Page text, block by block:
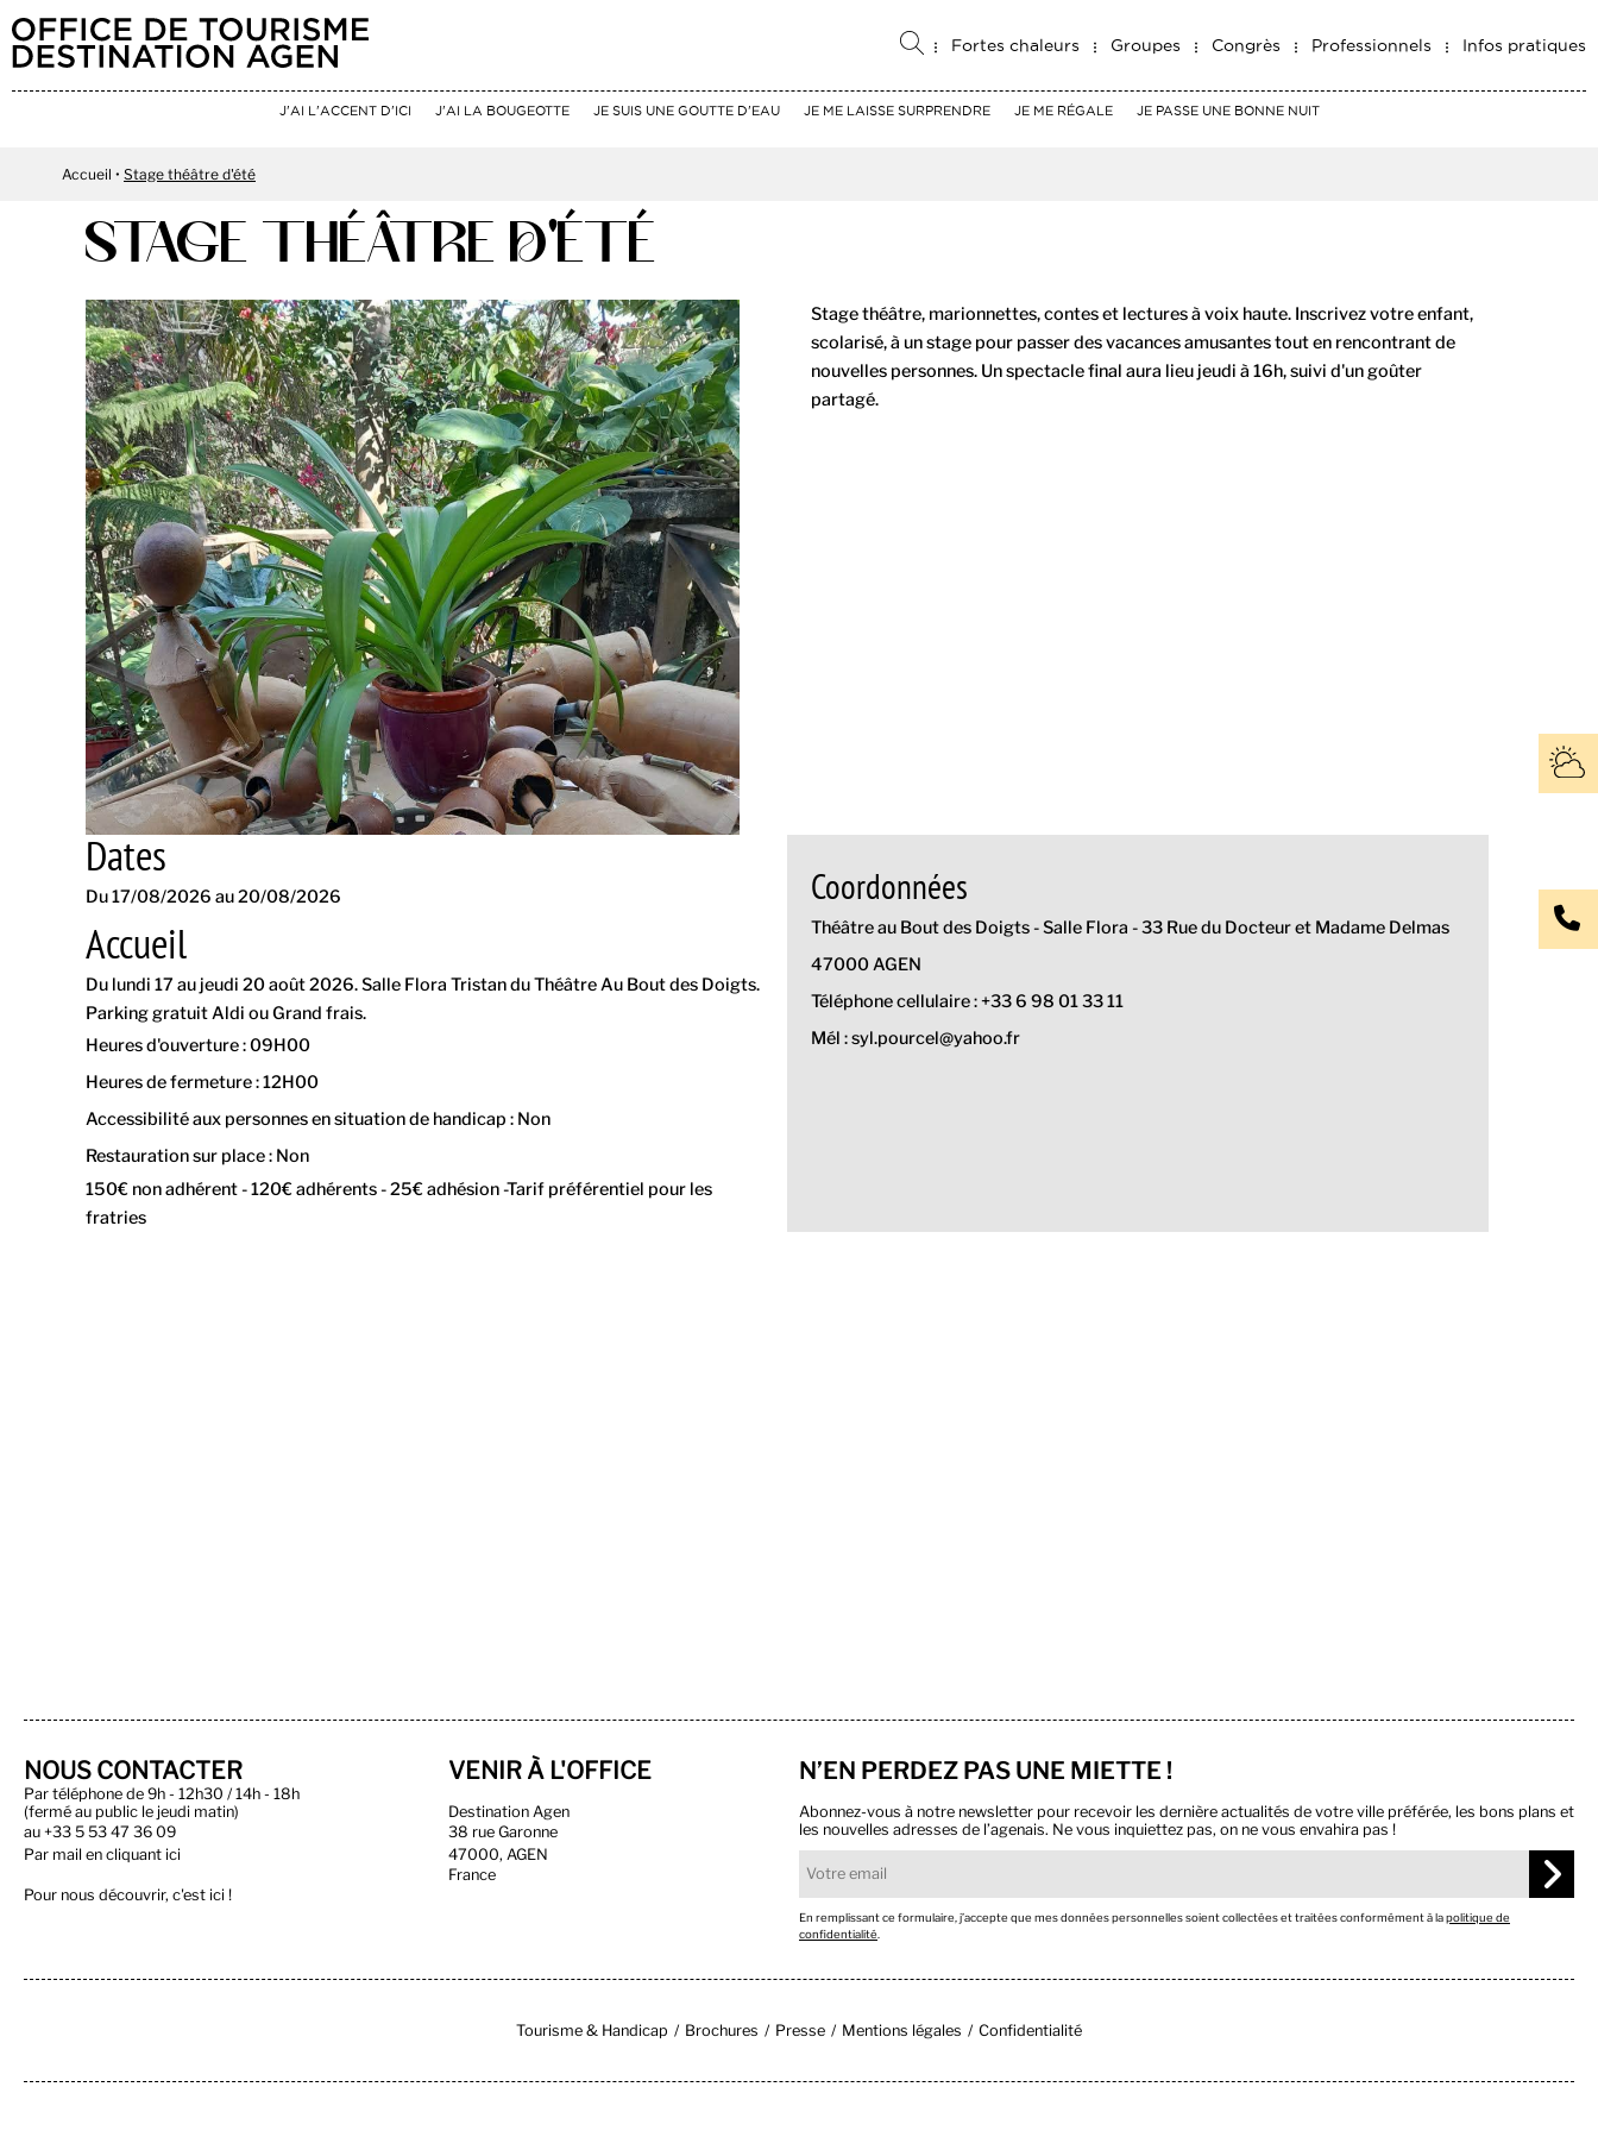
Fortes chaleurs Groupes Congrès Professionnels Infos pratiques
J'AI L'ACCENT D'ICI J'AI LA BOUGEOTTE JE SUIS UNE GOUTTE D'EAU JE ME LAISSE SURPRENDRE JE ME RÉGALE JE PASSE UNE BONNE NUIT
Accueil Stage théâtre d'été
STAGE THÉÂTRE D'ÉTÉ
Stage théâtre, marionnettes, contes et lectures à voix haute. Inscrivez votre enfant,
scolarisé, à un stage pour passer des vacances amusantes tout en rencontrant de
nouvelles personnes. Un spectacle final aura lieu jeudi à 16h, suivi d'un goûter
partagé.
Dates
Du 17/08/2026 au 20/08/2026
Accueil
Du lundi 17 au jeudi 20 août 2026. Salle Flora Tristan du Théâtre Au Bout des Doigts.
Parking gratuit Aldi ou Grand frais.
Heures d'ouverture : 09H00
Heures de fermeture : 12H00
Accessibilité aux personnes en situation de handicap : Non
Restauration sur place : Non
150€ non adhérent - 120€ adhérents - 25€ adhésion -Tarif préférentiel pour les
fratries
Coordonnées
Théâtre au Bout des Doigts - Salle Flora - 33 Rue du Docteur et Madame Delmas
47000 AGEN
Téléphone cellulaire : +33 6 98 01 33 11
Mél : syl.pourcel@yahoo.fr
NOUS CONTACTER
Par téléphone de 9h - 12h30 / 14h - 18h
(fermé au public le jeudi matin)
au +33 5 53 47 36 09
Par mail en cliquant ici
Pour nous découvrir, c'est ici !
VENIR À L'OFFICE
Destination Agen
38 rue Garonne
47000, AGEN
France
N’EN PERDEZ PAS UNE MIETTE !
Abonnez-vous à notre newsletter pour recevoir les dernière actualités de votre ville préférée, les bons plans et
les nouvelles adresses de l’agenais. Ne vous inquiettez pas, on ne vous envahira pas !
En remplissant ce formulaire, j’accepte que mes données personnelles soient collectées et traitées conformément à lapolitique de
confidentialité
Tourisme & Handicap Brochures Presse Mentions légales Confidentialité